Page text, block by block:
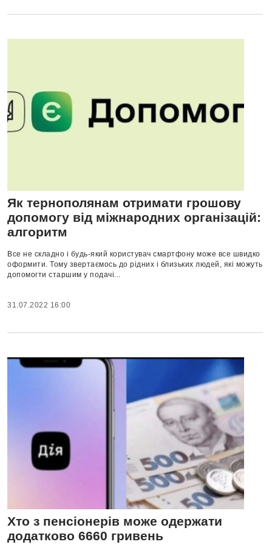
Як тернополянам отримати грошову
допомогу від міжнародних організацій:
алгоритм
Все не складно і будь-який користувач смартфону може все швидко
оформити. Тому звертаємось до рідних і близьких людей, які можуть
допомогти старшим у подачі...
31.07.2022 16:00
Хто з пенсіонерів може одержати
додатково 6660 гривень